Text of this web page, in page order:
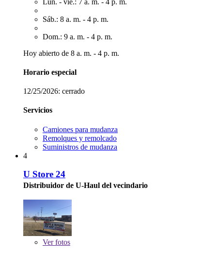
Sáb.: 8 a. m. - 4 p. m.
Dom.: 9 a. m. - 4 p. m.
Hoy abierto de 8 a. m. - 4 p. m.
Horario especial
12/25/2026: cerrado
Servicios
Camiones para mudanza
Remolques y remolcado
Suministros de mudanza
4
U Store 24
Distribuidor de U-Haul del vecindario
Verfotos